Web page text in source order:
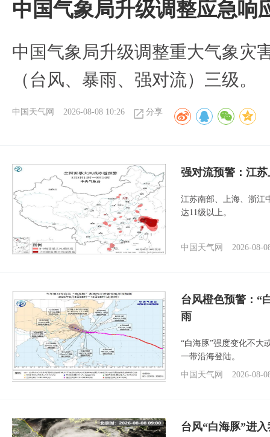
中国气象局升级调整应急响
中国气象局升级调整重大气象灾
（台风、暴雨、强对流）三级。
中国天气网 2026-08-08 10:26 分享
强对流预警：江
江苏南部、上海、浙江
达11级以上。
中国天气网 2026-08-
台风橙色预警：“
雨
“白海豚”强度变化不大
一带沿海登陆。
中国天气网
2026-08-
台风“白海豚”进